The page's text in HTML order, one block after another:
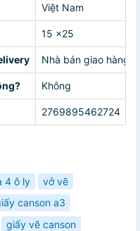
Việt Nam
15 x25
Nhà bán giao hàng
Không
2769895462724
4 ô ly
vở vẽ
canson a3
giấy vẽ canson